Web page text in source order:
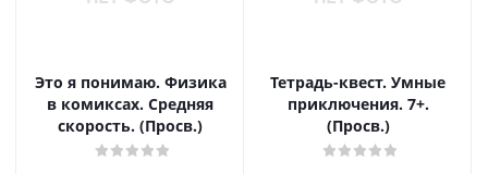
Это я понимаю. Физика
в комиксах. Средняя
скорость. (Просв.)
Тетрадь-квест. Умные
приключения. 7+.
(Просв.)